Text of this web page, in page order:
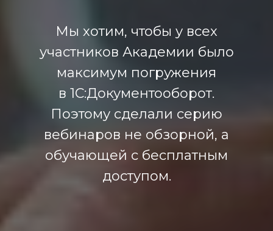
Мы хотим, чтобы у всех
участников Академии было
максимум погружения
в 1С:Документооборот.
Поэтому сделали серию
вебинаров не обзорной, а
обучающей с бесплатным
доступом.